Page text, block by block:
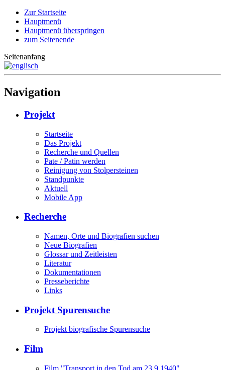
Zur Startseite
Hauptmenü
Hauptmenü überspringen
zum Seitenende
Seitenanfang
Navigation
Projekt
Startseite
Das Projekt
Recherche und Quellen
Pate / Patin werden
Reinigung von Stolpersteinen
Standpunkte
Aktuell
Mobile App
Recherche
Namen, Orte und Biografien suchen
Neue Biografien
Glossar und Zeitleisten
Literatur
Dokumentationen
Presseberichte
Links
Projekt Spurensuche
Projekt biografische Spurensuche
Film
Film "Transport in den Tod am 23.9.1940"